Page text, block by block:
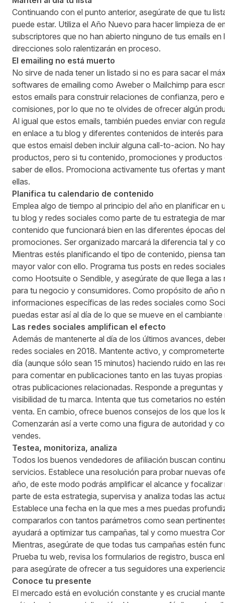
Continuando con el punto anterior, asegúrate de que tu
puede estar. Utiliza el Año Nuevo para hacer limpieza de
subscriptores que no han abierto ninguno de tus emails en
direcciones solo ralentizarán en proceso.
El emailing no está muerto
No sirve de nada tener un listado si no es para sacar el
softwares de emailing como Aweber o Mailchimp para
estos emails para construir relaciones de confianza, pero
comisiones, por lo que no te olvides de ofrecer algún
Al igual que estos emails, también puedes enviar con
en enlace a tu blog y diferentes contenidos de interés
que estos emaisl deben incluir alguna call-to-acion. No
productos, pero si tu contenido, promociones y productos
saber de ellos. Promociona activamente tus ofertas y
ellas.
Planifica tu calendario de contenido
Emplea algo de tiempo al principio del año en planificar
tu blog y redes sociales como parte de tu estrategia de
contenido que funcionará bien en las diferentes épocas
promociones. Ser organizado marcará la diferencia tal y
Mientras estés planificando el tipo de contenido, piensa
mayor valor con ello. Programa tus posts en redes
como Hootsuite o Sendible, y asegúrate de que llega a
para tu negocio y consumidores. Como propósito de año
informaciones específicas de las redes sociales como
puedas estar así al día de lo que se mueve en el
Las redes sociales amplifican el efecto
Además de mantenerte al día de los últimos avances,
redes sociales en 2018. Mantente activo, y
día (aunque sólo sean 15 minutos) haciendo ruido en las
para comentar en publicaciones tanto en las tuyas
otras publicaciones relacionadas. Responde a preguntas
visibilidad de tu marca. Intenta que tus cometarios no
venta. En cambio, ofrece buenos consejos de los que los
Comenzarán así a verte como una figura de autoridad y
vendes.
Testea, monitoriza, analiza
Todos los buenos vendedores de afiliación buscan
servicios. Establece una resolución para probar nuevas
año, de este modo podrás amplificar el alcance y
parte de esta estrategia, supervisa y analiza todas las
Establece una fecha en la que mes a mes puedas
compararlos con tantos parámetros como sean
ayudará a optimizar tus campañas, tal y como muestra
Mientras, asegúrate de que todas tus campañas estén
Prueba tu web, revisa los formularios de registro, busca
para asegúrate de ofrecer a tus seguidores una
Conoce tu presente
El mercado está en evolución constante y es crucial